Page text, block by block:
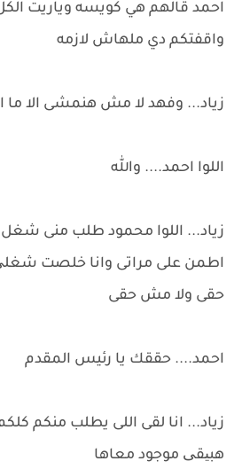
احمد قالهم هي كويسه وياريت
واقفتكم دي ملهاش لازمه
زياد... وفهد لا مش هنمشى الا ما
اللوا احمد.... والله
زياد... اللوا محمود طلب منى
اطمن على مراتى وانا خلصت
حقى ولا مش حقى
احمد.... حققك يا رئيس المقدم
زياد... انا لقى اللى يطلب منكم
هبیقی موجود معاها